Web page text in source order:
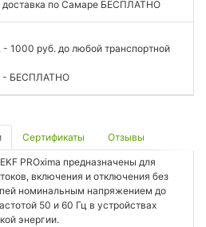
доставка по Самаре БЕСПЛАТНО
- 1000 руб. до любой транспортной
- БЕСПЛАТНО
Сертификаты Отзывы
PROxima предназначены для
включения и отключения без
номинальным напряжением до
50 и 60 Гц в устройствах
энергии.